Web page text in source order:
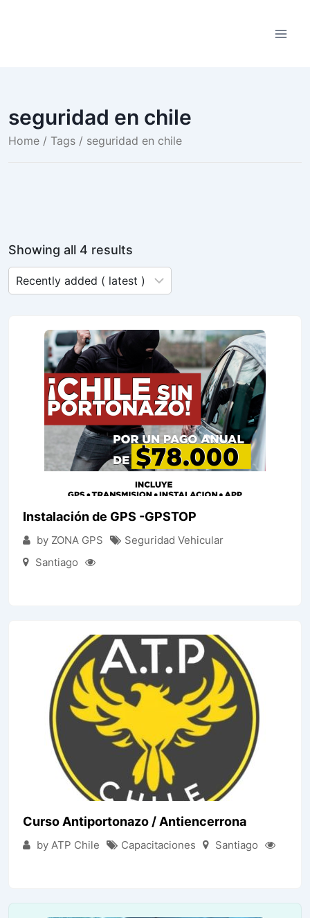
seguridad en chile
Home / Tags / seguridad en chile
Showing all 4 results
Instalación de GPS -GPSTOP
by ZONA GPS
Seguridad Vehicular
Santiago
Curso Antiportonazo / Antiencerrona
by ATP Chile Capacitaciones Santiago